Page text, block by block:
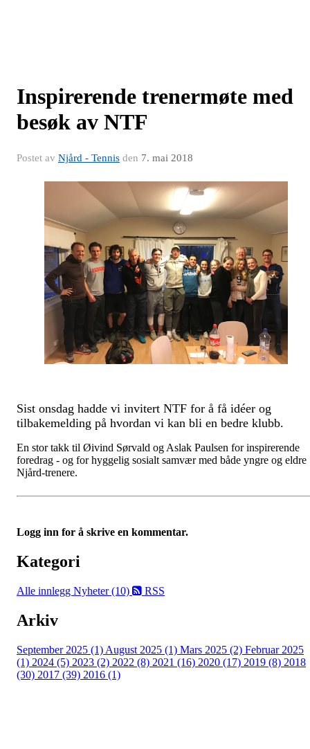
Inspirerende trenermøte med
besøk av NTF
Postet av Njård - Tennis den 7. mai 2018
Sist onsdag hadde vi invitert NTF for å få idéer og
tilbakemelding på hvordan vi kan bli en bedre klubb.
En stor takk til Øivind Sørvald og Aslak Paulsen for inspirerende
foredrag - og for hyggelig sosialt samvær med både yngre og eldre
Njård-trenere.
Logg inn for å skrive en kommentar.
Kategori
Alle innlegg Nyheter (10) RSS
Arkiv
September 2025 (1) August 2025 (1) Mars 2025 (2) Februar 2025
(1) 2024 (5) 2023 (2) 2022 (8) 2021 (16) 2020 (17) 2019 (8) 2018
(30) 2017 (39) 2016 (1)